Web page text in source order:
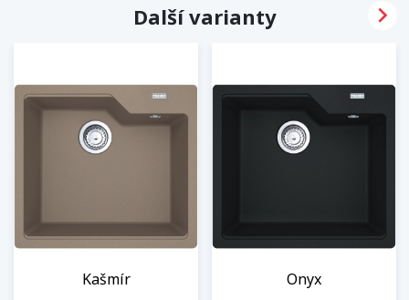
Další varianty
Kašmír Onyx
